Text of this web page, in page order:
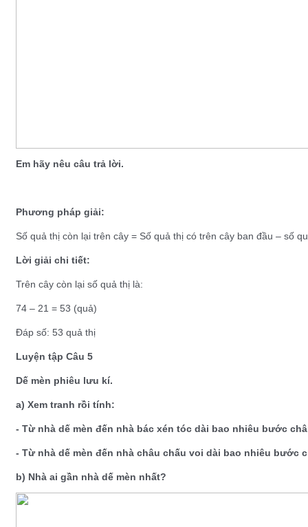
Em hãy nêu câu trả lời.
Phương pháp giải:
Số quả thị còn lại trên cây = Số quả thị có trên cây ban đầu – số
Lời giải chi tiết:
Trên cây còn lại số quả thị là:
74 – 21 = 53 (quả)
Đáp số: 53 quả thị
Luyện tập Câu 5
Dế mèn phiêu lưu kí.
a) Xem tranh rồi tính:
- Từ nhà dế mèn đến nhà bác xén tóc dài bao nhiêu bước
- Từ nhà dế mèn đến nhà châu chấu voi dài bao nhiêu bước
b) Nhà ai gần nhà dế mèn nhất?